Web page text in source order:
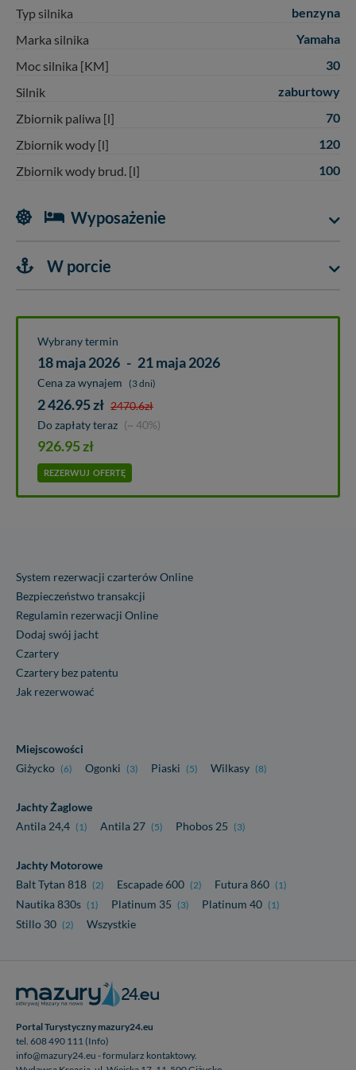
Typ silnika
benzyna
Marka silnika
Yamaha
Moc silnika [KM]
30
Silnik
zaburtowy
Zbiornik paliwa [l]
70
Zbiornik wody [l]
120
Zbiornik wody brud. [l]
100
Wyposażenie
W porcie
Wybrany termin
18 maja 2026 - 21 maja 2026
Cena za wynajem (3 dni)
2 426.95zł 2470.6zł
Do zapłaty teraz (~ 40%)
926.95zł
REZERWUJ OFERTĘ
System rezerwacji czarterów Online
Bezpieczeństwo transakcji
Regulamin rezerwacji Online
Dodaj swój jacht
Czartery
Czartery bez patentu
Jak rezerwować
Miejscowości
Giżycko (6) Ogonki (3) Piaski (5) Wilkasy (8)
Jachty Żaglowe
Antila 24,4 (1) Antila 27 (5) Phobos 25 (3)
Jachty Motorowe
Balt Tytan 818 (2) Escapade 600 (2) Futura 860 (1)
Nautika 830s (1) Platinum 35 (3) Platinum 40 (1)
Stillo 30 (2) Wszystkie
Portal Turystyczny mazury24.eu
tel. 608 490 111 (Info)
info@mazury24.eu - formularz kontaktowy.
cookies. Twoja przeglądarka umożliwia Ci skasowanie
tych plików - w pewnych przypadkach nie możemy tego
nowo...